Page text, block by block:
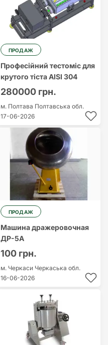
ПРОДАЖ
Професійний тестоміс для
крутого тіста AISI 304
280000 грн.
м. Полтава Полтавська обл.
17-06-2026
ПРОДАЖ
Машина дражеровочная
ДР-5А
100 грн.
м. Черкаси Черкаська обл.
16-06-2026